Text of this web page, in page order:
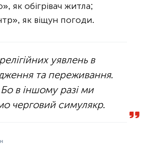
як обігрівач житла;
як віщун погоди.
уявлень в
та переживання.
в іншому разі ми
черговий симулякр.